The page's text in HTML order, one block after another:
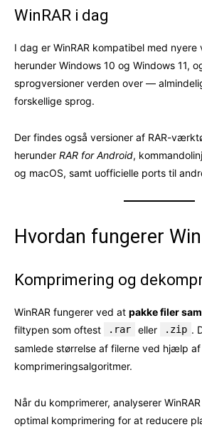
WinRAR i dag
I dag er WinRAR kompatibel med nyere
herunder Windows 10 og Windows 11,
sprogversioner verden over —
forskellige sprog.
Der findes også versioner af RAR-
herunder RAR for Android,
og macOS, samt uofficielle ports til
Hvordan fungerer
Komprimering og
WinRAR fungerer ved at pakke filer
filtypen som oftest
.rar eller .zip .
samlede størrelse af filerne ved hjælp
komprimeringsalgoritmer.
Når du komprimerer, analyserer
optimal komprimering for at reducere